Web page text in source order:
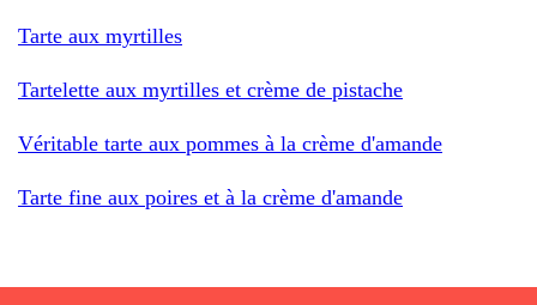
Tarte aux myrtilles
Tartelette aux myrtilles et crème de pistache
Véritable tarte aux pommes à la crème d'amande
Tarte fine aux poires et à la crème d'amande